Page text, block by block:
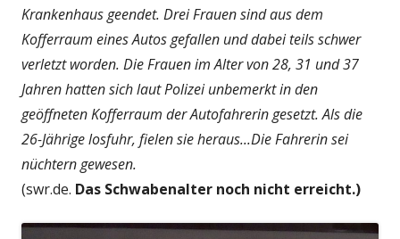
Krankenhaus geendet. Drei Frauen sind aus dem
Kofferraum eines Autos gefallen und dabei teils schwer
verletzt worden. Die Frauen im Alter von 28, 31 und 37
Jahren hatten sich laut Polizei unbemerkt in den
geöffneten Kofferraum der Autofahrerin gesetzt. Als die
26-Jährige losfuhr, fielen sie heraus...Die Fahrerin sei
nüchtern gewesen.
(swr.de. Das Schwabenalter noch nicht erreicht.)